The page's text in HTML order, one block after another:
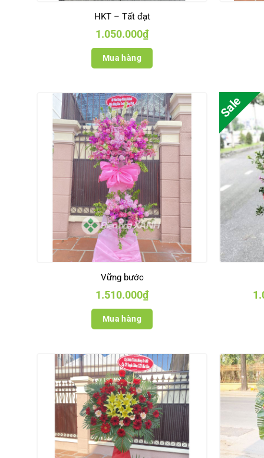
HKT – Tất đạt
1.050.000₫
Mua hàng
Vững bước
1.510.000₫
Mua hàng
Sale